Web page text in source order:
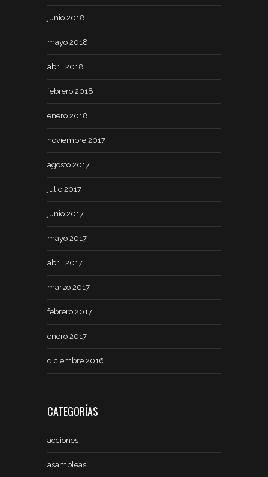
junio 2018
mayo 2018
abril 2018
febrero 2018
enero 2018
noviembre 2017
agosto 2017
julio 2017
junio 2017
mayo 2017
abril 2017
marzo 2017
febrero 2017
enero 2017
diciembre 2016
CATEGORÍAS
acciones
asambleas